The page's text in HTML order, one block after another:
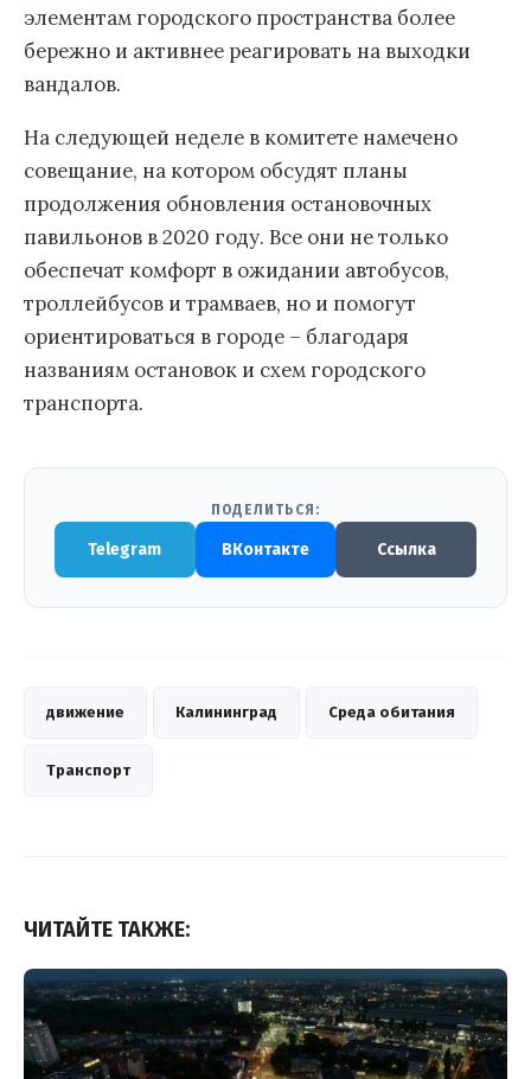
элементам городского пространства более
бережно и активнее реагировать на выходки
вандалов.
На следующей неделе в комитете намечено
совещание, на котором обсудят планы
продолжения обновления остановочных
павильонов в 2020 году. Все они не только
обеспечат комфорт в ожидании автобусов,
троллейбусов и трамваев, но и помогут
ориентироваться в городе – благодаря
названиям остановок и схем городского
транспорта.
ПОДЕЛИТЬСЯ:
Telegram ВКонтакте Ссылка
движение Калининград Среда обитания
Транспорт
ЧИТАЙТЕ ТАКЖЕ: